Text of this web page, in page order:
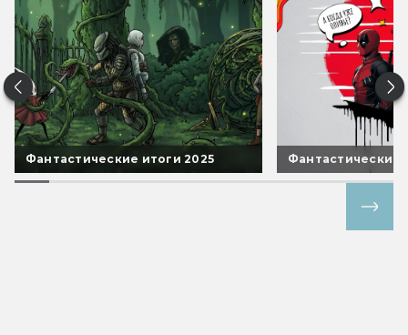
Фантастические итоги 2025 Фантастические